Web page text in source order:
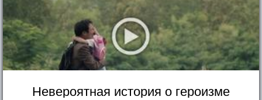
Невероятная история о героизме